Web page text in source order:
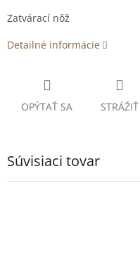
Zatvárací nôž
Detailné informácie
OPÝTAŤ SA STRÁŽIŤ
Súvisiaci tovar